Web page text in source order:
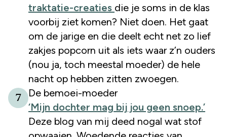
traktatie-creaties die je soms in de klas
voorbij ziet komen? Niet doen. Het gaat
om de jarige en die deelt echt net zo lief
zakjes popcorn uit als iets waar z’n ouders
(nou ja, toch meestal moeder) de hele
nacht op hebben zitten zwoegen.
7
De bemoei-moeder
‘Mijn dochter mag bij jou geen snoep.’
Deze blog van mij deed nogal wat stof